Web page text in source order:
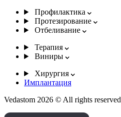
Профилактика
Протезирование
Отбеливание
Терапия
Виниры
Хирургия
Имплантация
Vedastom 2026 © All rights reserved